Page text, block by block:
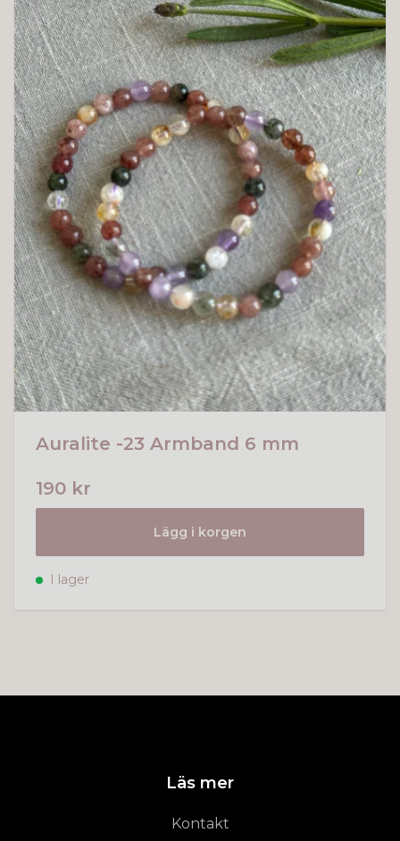
Auralite -23 Armband 6 mm
190 kr
Lägg i korgen
I lager
Läs mer
Kontakt